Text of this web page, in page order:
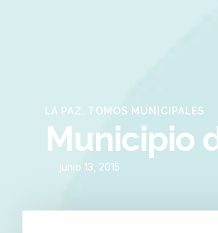
LA PAZ TOMOS MUNICIPALES
Municipio
junio 13, 2015